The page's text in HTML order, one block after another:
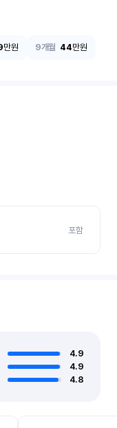
만원 9개월 44만원
포함
4.9
4.9
4.8